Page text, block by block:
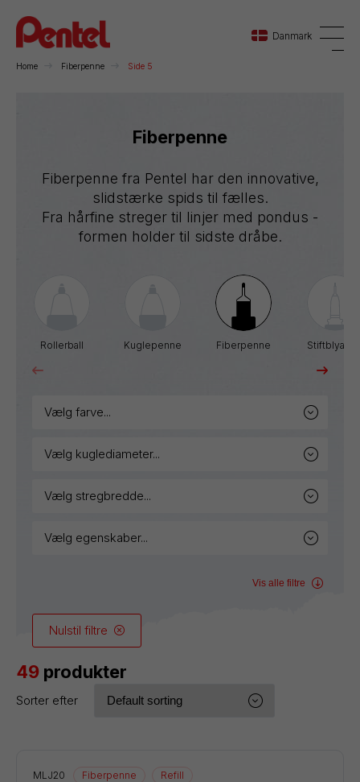
Danmark
Sverige
Norge
Home Fiberpenne Side 5
Fiberpenne
Fiberpenne fra Pentel har den innovative,
slidstærke spids til fælles.
Fra hårfine streger til linjer med pondus -
formen holder til sidste dråbe.
Rollerball Kuglepenne Fiberpenne
vælg farve...
vælg kuglediameter...
vælg stregbredde...
vælg egenskaber...
Vis alle filtre
Nulstil filtre
49 produkter
Sorter efter
MLJ20 Fiberpenne Refill